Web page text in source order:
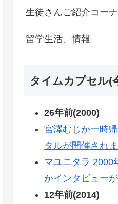
生徒さんご紹介コー
留学生活、情報
タイムカプセル(
26年前(2000)
宮澤むじか一時
タルが開催され
マユニタラ 2000
かインタビュー
12年前(2014)